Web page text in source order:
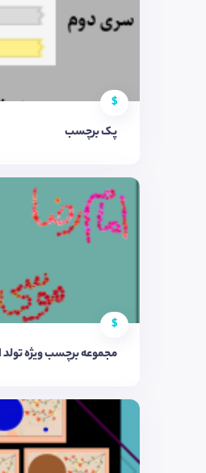
$
پک برچسب
$
مجموعه برچسب ویژه تولد